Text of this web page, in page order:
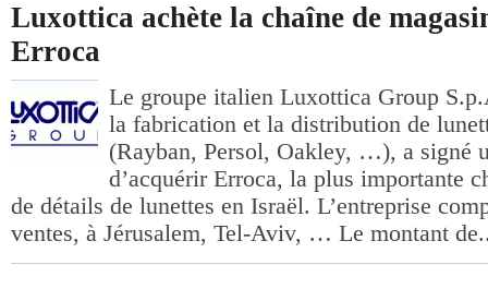
Luxottica achète la chaîne de
Erroca
Le groupe italien Luxottica Group
la fabrication et la distribution de
(Rayban, Persol, Oakley, …), a signé
d’acquérir Erroca, la plus importante
de détails de lunettes en Israël. L’entreprise
ventes, à Jérusalem, Tel-Aviv, … Le montant